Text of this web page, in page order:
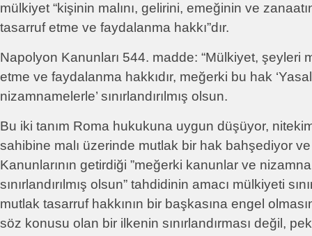
mülkiyet “kişinin malını, gelirini, emeğinin ve
tasarruf etme ve faydalanma hakkı”dır.
Napolyon Kanunları 544. madde: “Mülkiyet, şeyleri
etme ve faydalanma hakkıdır, meğerki bu hak
nizamnamelerle’ sınırlandırılmış olsun.
Bu iki tanım Roma hukukuna uygun düşüyor,
sahibine malı üzerinde mutlak bir hak bahşediyor
Kanunlarının getirdiği ”meğerki kanunlar ve
sınırlandırılmış olsun” tahdidinin amacı mülkiyeti
mutlak tasarruf hakkının bir başkasına engel
söz konusu olan bir ilkenin sınırlandırması değil,